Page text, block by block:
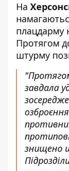
На
плацдарму
Протягом
штурму
завдала
знищено